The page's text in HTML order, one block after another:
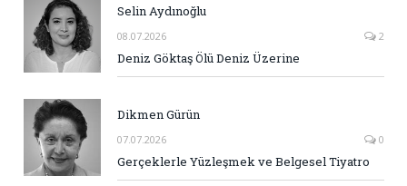
Selin Aydınoğlu
08.07.2026 2
Deniz Göktaş Ölü Deniz Üzerine
Dikmen Gürün
07.07.2026 0
Gerçeklerle Yüzleşmek ve Belgesel Tiyatro